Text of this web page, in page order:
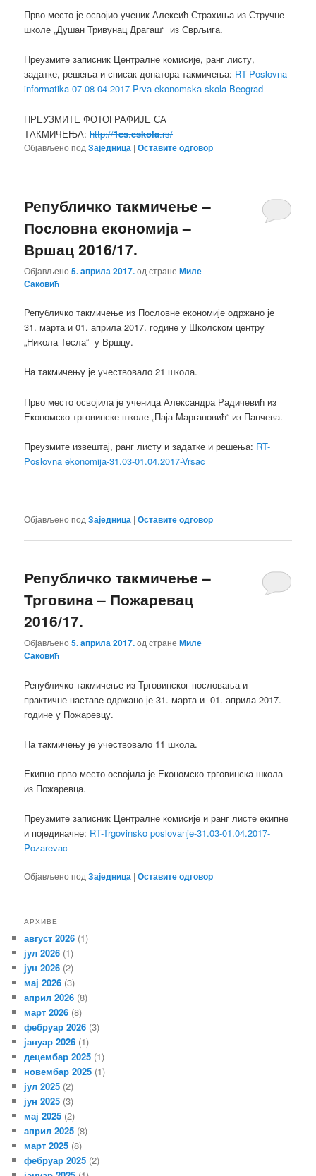
Прво место је освојио ученик Алексић Страхиња из Стручне
школе „Душан Тривунац Драгаш“ из Сврљига.
Преузмите записник Централне комисије, ранг листу,
задатке, решења и списак донатора такмичења: RT-Poslovna
informatika-07-08-04-2017-Prvа ekonomskа skola-Beograd
ПРЕУЗМИТЕ ФОТОГРАФИЈЕ СА
ТАКМИЧЕЊА:http://1es.eskola.rs/
Објављено под Заједница |Оставите одговор
Републичко такмичење –
Пословна економија –
Вршац 2016/17.
Објављено5. априла 2017.од странеМиле
Саковић
Републичко такмичење из Пословне економије одржано је
31. марта и 01. априла 2017. године у Школском центру
„Никола Тесла“ у Вршцу.
На такмичењу је учествовало 21 школа.
Прво место освојила је ученица Александра Радичевић из
Економско-трговинске школе „Паја Маргановић“ из Панчева.
Преузмите извештај, ранг листу и задатке и решења: RT-
Poslovna ekonomija-31.03-01.04.2017-Vrsac
Објављено под Заједница |Оставите одговор
Републичко такмичење –
Трговина – Пожаревац
2016/17.
Објављено5. априла 2017.од странеМиле
Саковић
Републичко такмичење из Трговинског пословања и
практичне наставе одржано је 31. марта и 01. априла 2017.
године у Пожаревцу.
На такмичењу је учествовало 11 школа.
Екипно прво место освојила је Економско-трговинска школа
из Пожаревца.
Преузмите записник Централне комисије и ранг листе екипне
и појединачне: RT-Trgovinsko poslovanje-31.03-01.04.2017-
Pozarevac
Објављено под Заједница |Оставите одговор
АРХИВЕ
август 2026 (1)
јул 2026 (1)
јун 2026 (2)
мај 2026 (3)
април 2026 (8)
март 2026 (8)
фебруар 2026 (3)
јануар 2026 (1)
децембар 2025 (1)
новембар 2025 (1)
јул 2025 (2)
јун 2025 (3)
мај 2025 (2)
април 2025 (8)
март 2025 (8)
фебруар 2025 (2)